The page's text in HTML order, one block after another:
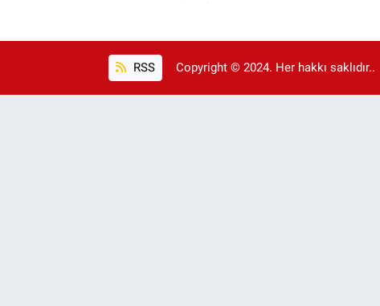
RSS Copyright © 2024. Her hakkı saklıdır..